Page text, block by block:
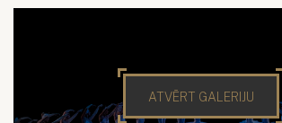
ATVĒRT GALERIJU